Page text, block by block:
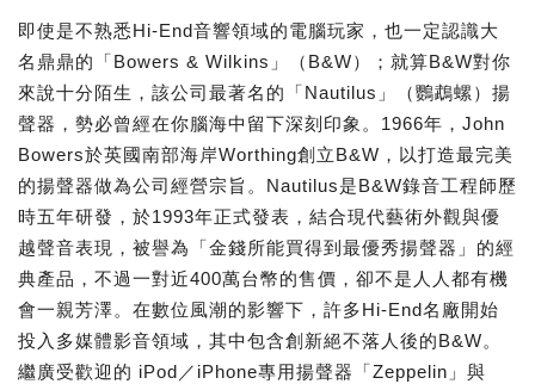
即使是不熟悉Hi-End音響領域的電腦玩家，也一定認識大
名鼎鼎的「Bowers & Wilkins」（B&W）；就算B&W對你
來說十分陌生，該公司最著名的「Nautilus」（鸚鵡螺）揚
聲器，勢必曾經在你腦海中留下深刻印象。1966年，John
Bowers於英國南部海岸Worthing創立B&W，以打造最完美
的揚聲器做為公司經營宗旨。Nautilus是B&W錄音工程師歷
時五年研發，於1993年正式發表，結合現代藝術外觀與優
越聲音表現，被譽為「金錢所能買得到最優秀揚聲器」的經
典產品，不過一對近400萬台幣的售價，卻不是人人都有機
會一親芳澤。在數位風潮的影響下，許多Hi-End名廠開始
投入多媒體影音領域，其中包含創新絕不落人後的B&W。
繼廣受歡迎的 iPod／iPhone專用揚聲器「Zeppelin」與